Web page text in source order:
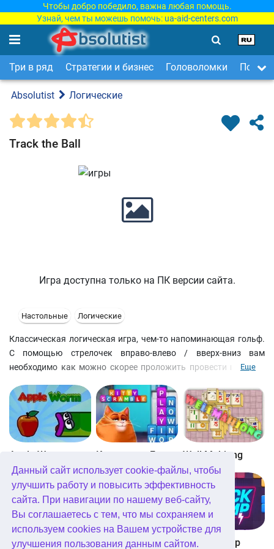
Данный сайт использует cookie-файлы, чтобы
улучшить работу и повысить эффективность
сайта. При навигации по нашему веб-сайту,
Вы соглашаетесь с тем, что мы сохраняем и
используем cookies на Вашем устройстве для
улучшения пользования данным сайтом.
Чтобы добро победило, важна любая помощь.
Узнай, чем ты можешь помочь: ua-aid-centers.com
Три в ряд Стратегии и бизнес Головоломки Поиск
Absolutist Логические
Track the Ball
Игра доступна только на ПК версии сайта.
Настольные Логические
Классическая логическая игра, чем-то напоминающая гольф.
С помощью стрелочек вправо-влево / вверх-вниз вам
необходимо как можно скорее проложить провести шарик в
пока не встретит препятствие либо не улетит с поля: в таком
случае уровень придется проходить заново.
Еще
Apple Worm Well Mahjong
Digitz! The Daily Diagonal Sudoku Block Champ